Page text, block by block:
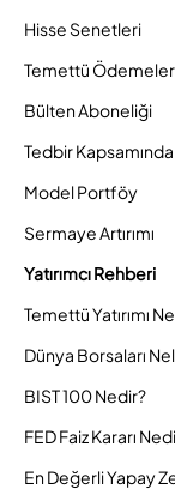
Hisse Senetleri
Temettü
Bülten Aboneliği
Tedbir
Model Portföy
Sermaye Artırımı
Yatırımcı Rehberi
Temettü Yatırımı
Dünya Borsaları
BIST 100 Nedir?
FED Faiz Kararı
En Değerli Yapay